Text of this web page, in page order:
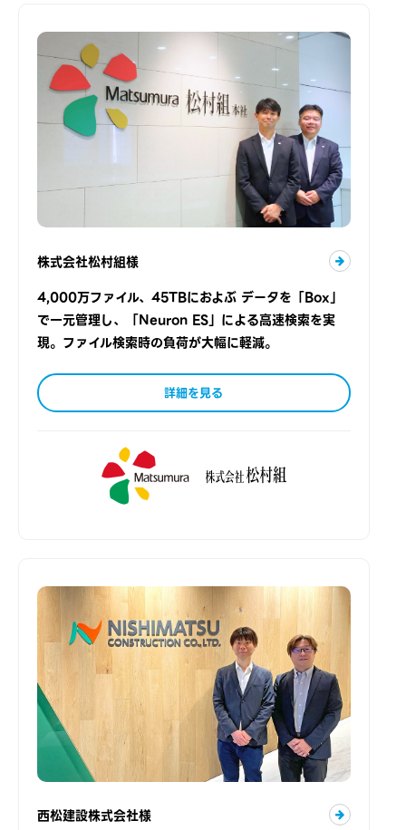
株式会社松村組様
4,000万ファイル、45TBにおよぶ データを「Box」
で一元管理し、「Neuron ES」による高速検索を実
現。ファイル検索時の負荷が大幅に軽減。
詳細を見る
西松建設株式会社様